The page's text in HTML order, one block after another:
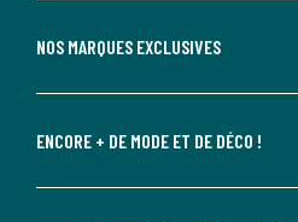
NOS MARQUES EXCLUSIVES
ENCORE + DE MODE ET DE DÉCO !